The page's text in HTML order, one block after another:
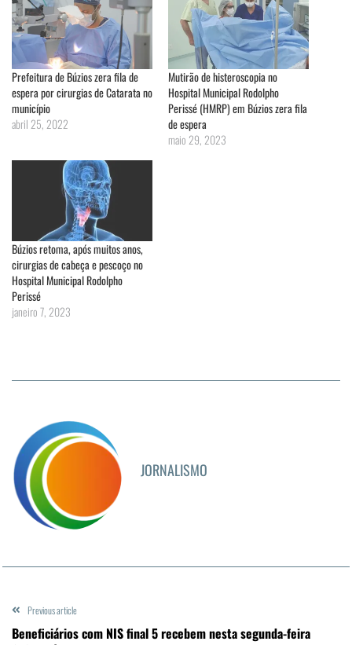
Prefeitura de Búzios zera fila de
espera por cirurgias de Catarata no
município
abril 25, 2022
Mutirão de histeroscopia no
Hospital Municipal Rodolpho
Perissé (HMRP) em Búzios zera fila
de espera
maio 29, 2023
Búzios retoma, após muitos anos,
cirurgias de cabeça e pescoço no
Hospital Municipal Rodolpho
Perissé
janeiro 7, 2023
JORNALISMO
Previous article
Beneficiários com NIS final 5 recebem nesta segunda-feira